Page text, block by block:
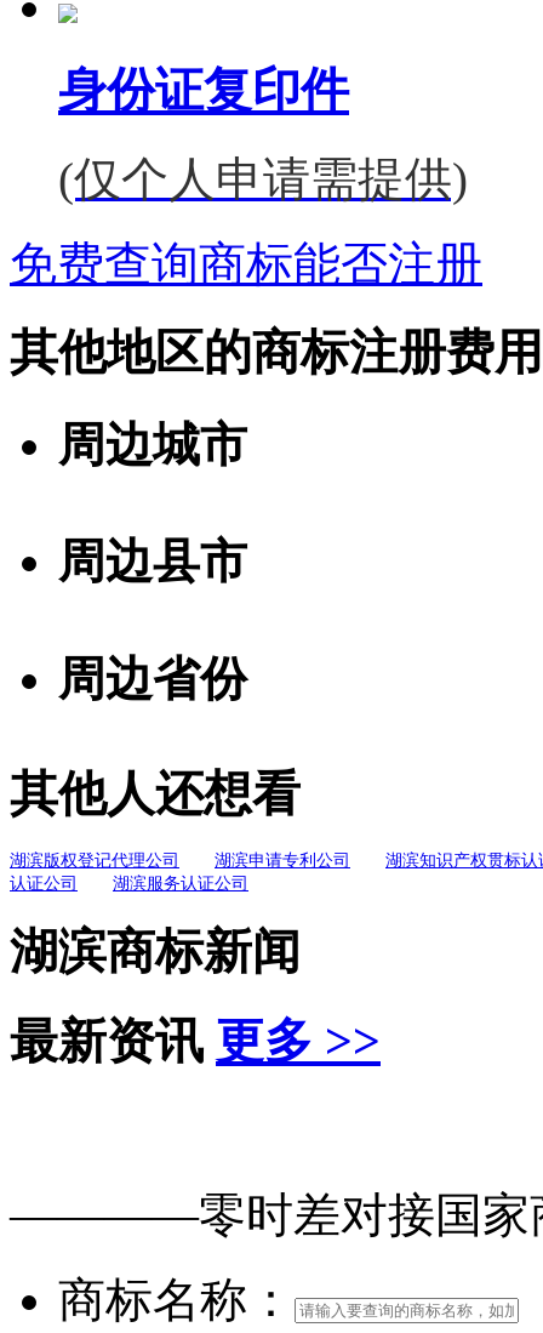
身份证复印件
(仅个人申请需提供)
免费查询商标能否注册
其他地区的商标注册费用
周边城市
周边县市
周边省份
其他人还想看
湖滨版权登记代理公司 湖滨申请专利公司
湖滨知识产权贯标认
认证公司
湖滨服务认证公司
湖滨商标新闻
最新资讯 更多 >>
————零时差对接国
商标名称：